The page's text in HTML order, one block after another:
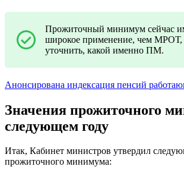
Прожиточный минимум сейчас
широкое применение, чем МРОТ,
уточнить, какой именно ПМ.
Анонсирована индексация пенсий
Значения прожиточного
следующем году
Итак, Кабинет министров утвердил
прожиточного минимума: